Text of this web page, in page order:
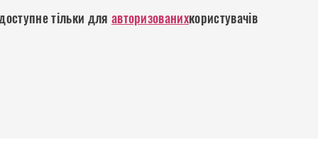
тільки для авторизованихкористувачів